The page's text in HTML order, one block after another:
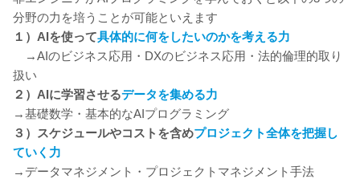
分野の力を培うことが可能といえます
１）AIを使って具体的に何をしたいのかを考える力
→AIのビジネス応用・DXのビジネス応用・法的倫理的取り
扱い
２）AIに学習させるデータを集める力
→基礎数学・基本的なAIプログラミング
３）スケジュールやコストを含めプロジェクト全体を把握し
ていく 力
→データマネジメント・プロジェクトマネジメント手法